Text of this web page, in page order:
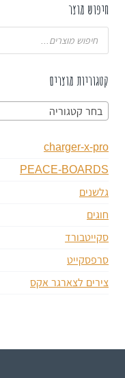
חיפוש מוצר
קטגוריות מוצרים
בחר קטגוריה
charger-x-pro
PEACE-BOARDS
גלשנים
חוגים
סקייטבורד
סרפסקייט
צירים לצארגר אקס